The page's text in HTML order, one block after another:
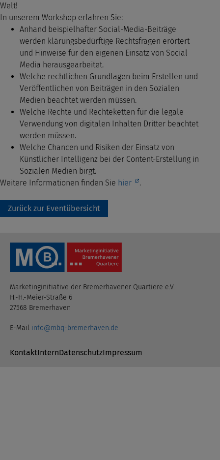
Welt!
In unserem Workshop erfahren Sie:
Anhand beispielhafter Social-Media-Beiträge
werden klärungsbedürftige Rechtsfragen erörtert
und Hinweise für den eigenen Einsatz von Social
Media herausgearbeitet.
Welche rechtlichen Grundlagen beim Erstellen und
Veröffentlichen von Beiträgen in den Sozialen
Medien beachtet werden müssen.
Welche Rechte und Rechteketten für die legale
Verwendung von digitalen Inhalten Dritter beachtet
werden müssen.
Welche Chancen und Risiken der Einsatz von
Künstlicher Intelligenz bei der Content-Erstellung in
Sozialen Medien birgt.
Weitere Informationen finden Sie hier .
Zurück zur Eventübersicht
Marketinginitiative der Bremerhavener Quartiere e.V.
H.-H.-Meier-Straße 6
27568 Bremerhaven
E-Mail info@mbq-bremerhaven.de
Navigation überspringen
KontaktInternDatenschutzImpressum